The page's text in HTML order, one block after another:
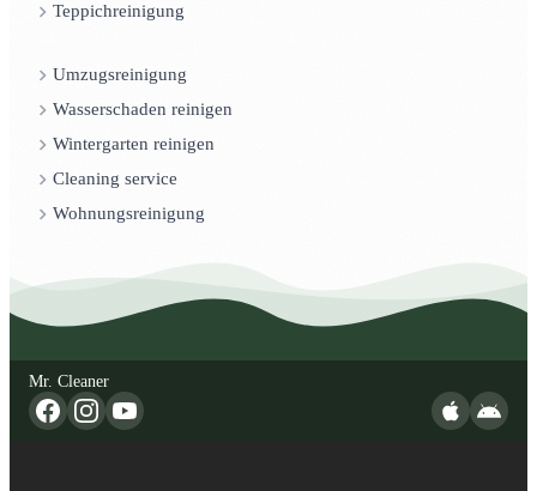
Teppichreinigung
Umzugsreinigung
Wasserschaden reinigen
Wintergarten reinigen
Cleaning service
Wohnungsreinigung
Mr. Cleaner